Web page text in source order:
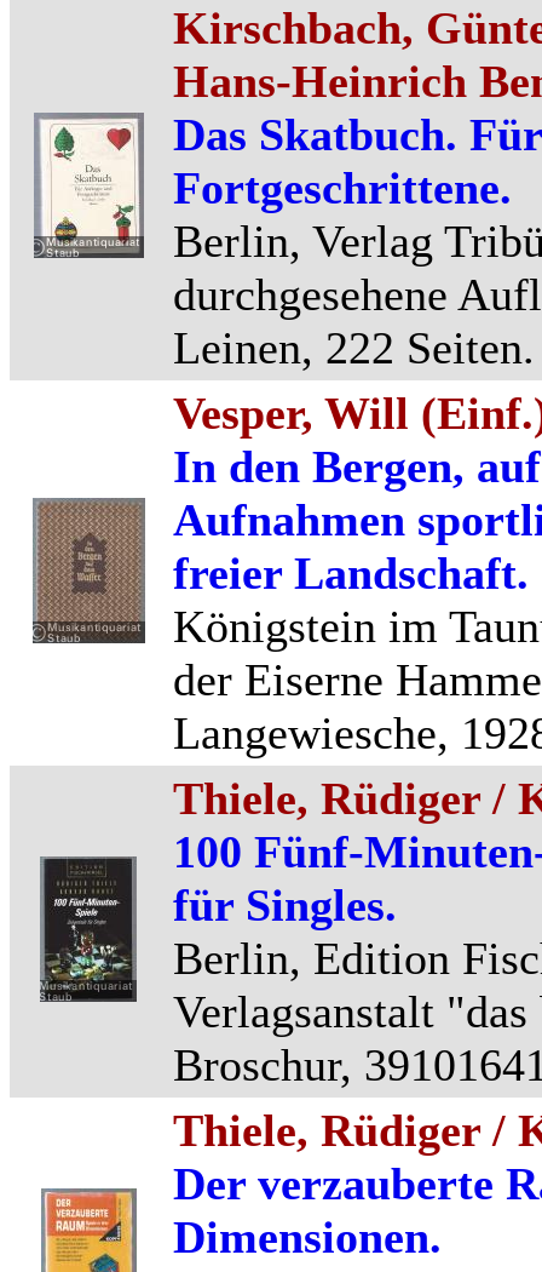
Kirschbach,
Hans-Heinrich
Das Skatbuch.
Fortgeschrittene.
Berlin, Verlag
durchgesehene
Leinen, 222 Seiten.
Vesper, Will
In den Bergen,
Aufnahmen
freier Landschaft.
Königstein im
der Eiserne
Langewiesche,
Thiele, Rüdiger /
100 Fünf-
für Singles.
Berlin, Edition
Verlagsanstalt
Broschur,
Thiele, Rüdiger /
Der verzauberte
Dimensionen.